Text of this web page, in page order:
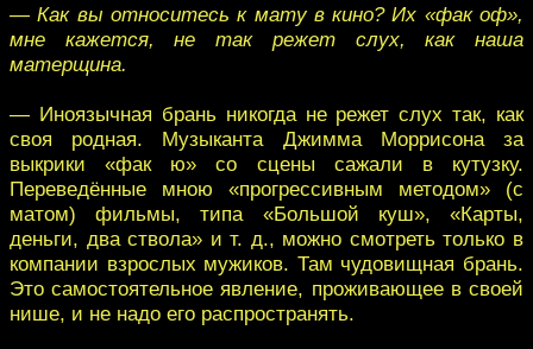
— Как вы относитесь к мату в кино? Их «фак оф»,
мне кажется, не так режет слух, как наша
матерщина.
— Иноязычная брань никогда не режет слух так, как
своя родная. Музыканта Джимма Моррисона за
выкрики «фак ю» со сцены сажали в кутузку.
Переведённые мною «прогрессивным методом» (с
матом) фильмы, типа «Большой куш», «Карты,
деньги, два ствола» и т. д., можно смотреть только в
компании взрослых мужиков. Там чудовищная брань.
Это самостоятельное явление, проживающее в своей
нише, и не надо его распространять.